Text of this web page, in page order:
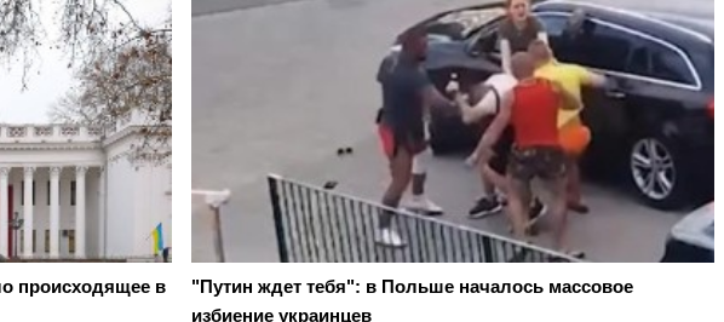
происходящее в
"Путин ждет тебя": в Польше началось массовое
избиение украинцев